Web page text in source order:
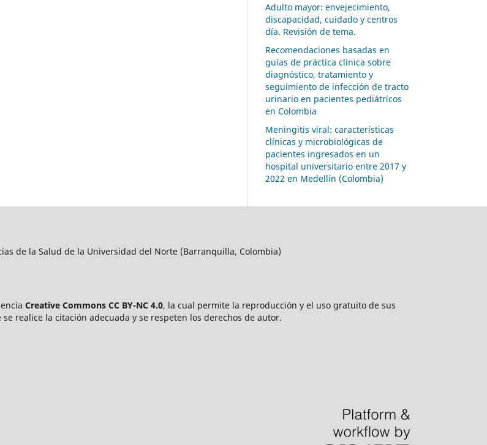
Adulto mayor: envejecimiento,
discapacidad, cuidado y centros
día. Revisión de tema.
Recomendaciones basadas en
guías de práctica clínica sobre
diagnóstico, tratamiento y
seguimiento de infección de tracto
urinario en pacientes pediátricos
en Colombia
Meningitis viral: características
clínicas y microbiológicas de
pacientes ingresados en un
hospital universitario entre 2017 y
2022 en Medellín (Colombia)
de la Salud de la Universidad del Norte (Barranquilla, Colombia)
Creative Commons CC BY-NC 4.0, la cual permite la reproducción y el uso gratuito de sus
realice la citación adecuada y se respeten los derechos de autor.